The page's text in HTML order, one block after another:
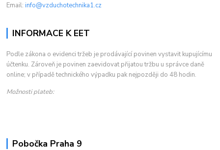
Email:info@vzduchotechnika1.cz
INFORMACE K EET
Podle zákona o evidenci tržeb je prodávající povinen vystavit kupujícímu
účtenku. Zároveň je povinen zaevidovat přijatou tržbu u správce daně
online; v případě technického výpadku pak nejpozději do 48 hodin.
Možnosti plateb:
Pobočka Praha 9